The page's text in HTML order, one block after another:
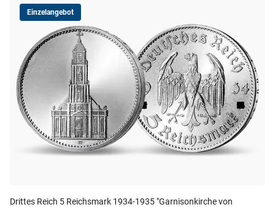
Einzelangebot
Drittes Reich 5 Reichsmark 1934-1935 "Garnisonkirche von